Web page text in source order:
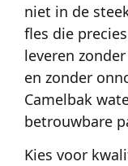
niet in de
fles die
leveren
en zonder
Camelbak
betrouwbare
Kies voor